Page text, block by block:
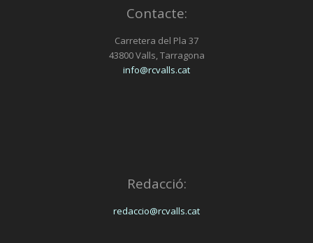
Contacte:
Carretera del Pla 37
43800 Valls, Tarragona
info@rcvalls.cat
Redacció:
redaccio@rcvalls.cat